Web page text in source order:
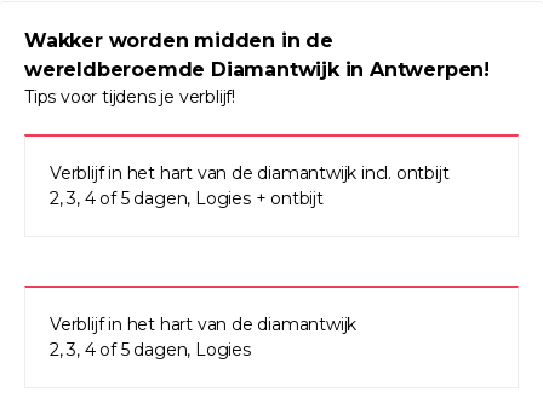
Wakker worden midden in de
wereldberoemde Diamantwijk in Antwerpen!
Tips voor tijdens je verblijf!
Verblijf in het hart van de diamantwijk incl. ontbijt
2, 3, 4 of 5 dagen, Logies + ontbijt
Verblijf in het hart van de diamantwijk
2, 3, 4 of 5 dagen, Logies